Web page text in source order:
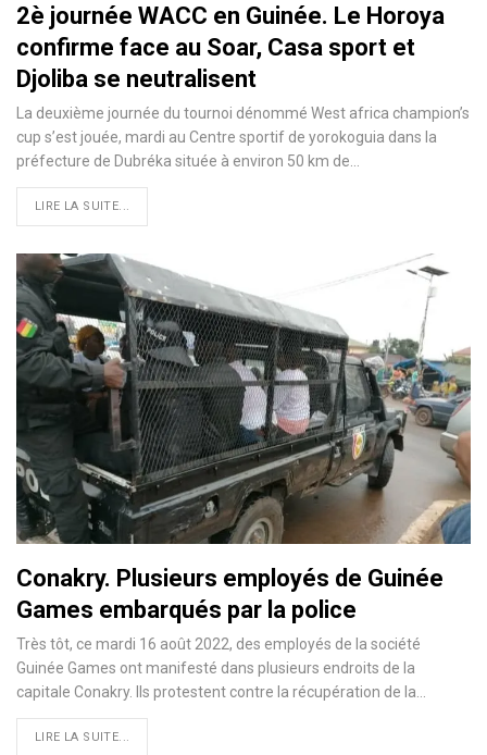
2è journée WACC en Guinée. Le Horoya
confirme face au Soar, Casa sport et
Djoliba se neutralisent
La deuxième journée du tournoi dénommé West africa champion’s
cup s’est jouée, mardi au Centre sportif de yorokoguia dans la
préfecture de Dubréka située à environ 50 km de…
LIRE LA SUITE...
Conakry. Plusieurs employés de Guinée
Games embarqués par la police
Très tôt, ce mardi 16 août 2022, des employés de la société
Guinée Games ont manifesté dans plusieurs endroits de la
capitale Conakry. Ils protestent contre la récupération de la…
LIRE LA SUITE...